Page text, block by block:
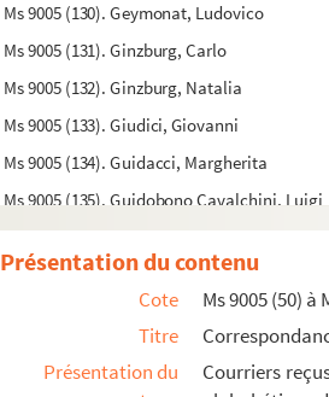
Ms 9005 (130). Geymonat, Ludovico
Ms 9005 (131). Ginzburg, Carlo
Ms 9005 (132). Ginzburg, Natalia
Ms 9005 (133). Giudici, Giovanni
Ms 9005 (134). Guidacci, Margherita
Ms 9005 (135). Guidobono Cavalchini, Luigi
Ms 9005 (136). Guittard, Catherine
Ms 9005 (137). Haldas, Georges
Ms 9005 (138). Hochmann, Jacques
Ms 9005 (139). Jabes, Edmond
Ms 9005 (140). Jaccottet, Philippe
Présentation du contenu
Cote
Ms 9005 (50) à
Titre
Présentation du
Courriers